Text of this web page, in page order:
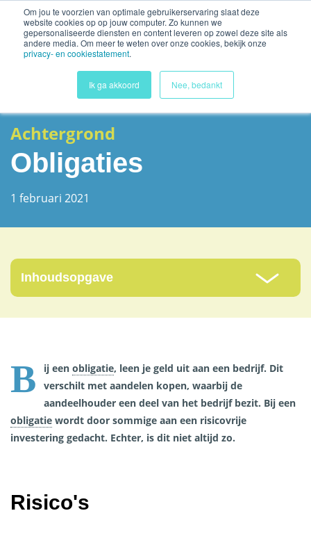
Om jou te voorzien van optimale gebruikerservaring slaat deze
website cookies op op jouw computer. Zo kunnen we
gepersonaliseerde diensten en content leveren op zowel deze site als
andere media. Om meer te weten over onze cookies, bekijk onze
privacy- en cookiestatement.
Ik ga akkoord Nee, bedankt
Security check failed
Achtergrond
Obligaties
1 februari 2021
Inhoudsopgave
B ij een obligatie, leen je geld uit aan een bedrijf. Dit
verschilt met aandelen kopen, waarbij de
aandeelhouder een deel van het bedrijf bezit. Bij een
obligatie wordt door sommige aan een risicovrije
investering gedacht. Echter, is dit niet altijd zo.
Risico's